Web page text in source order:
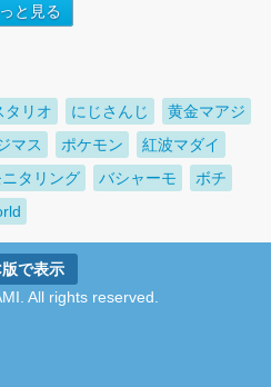
と見る
タリオ にじさんじ
黄金マアジ
マス ポケモン
紅波マダイ
ニタリング バシャーモ
ボチ
版で表示
All rights reserved.